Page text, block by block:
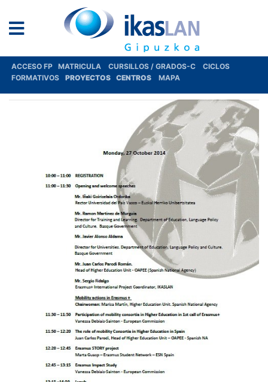
ACCESO FP MATRICULA CURSILLOS / GRADOS-C
CICLOS
FORMATIVOS
PROYECTOS CENTROS MAPA